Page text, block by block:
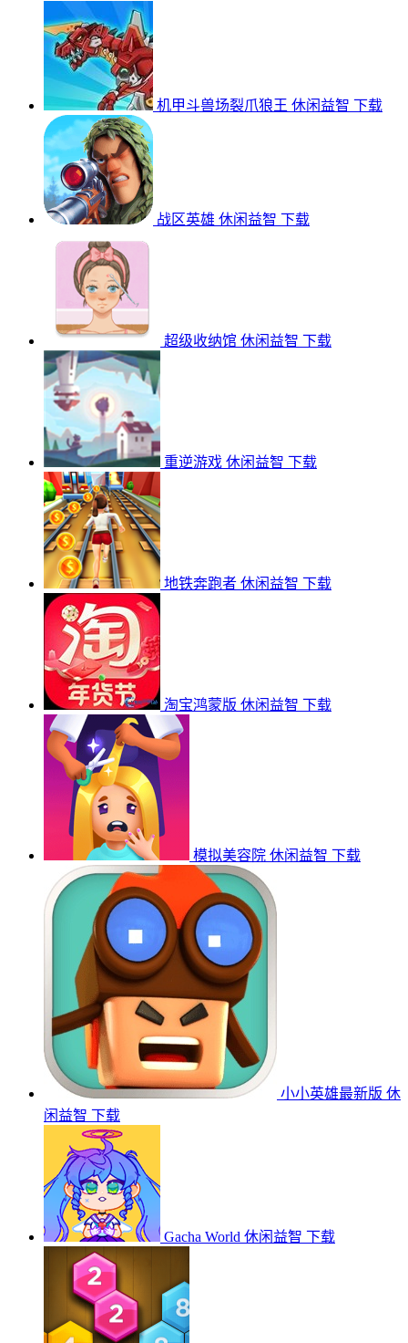
机甲斗兽场裂爪狼王 休闲益智 下载
战区英雄 休闲益智 下载
超级收纳馆 休闲益智 下载
重逆游戏 休闲益智 下载
地铁奔跑者 休闲益智 下载
淘宝鸿蒙版 休闲益智 下载
模拟美容院 休闲益智 下载
小小英雄最新版 休
闲益智 下载
Gacha World 休闲益智 下载